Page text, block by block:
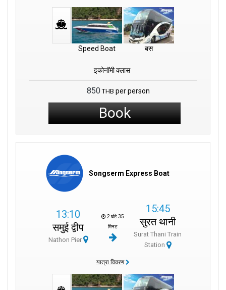
Speed Boat बस
इकोनॉमी क्लास
850 THB per person
Book
Songserm Express Boat
13:10
समुई द्वीप
Nathon Pier
2 घंटे 35
मिनट
15:45
सुरत थानी
Surat Thani Train
Station
यात्रा विवरण